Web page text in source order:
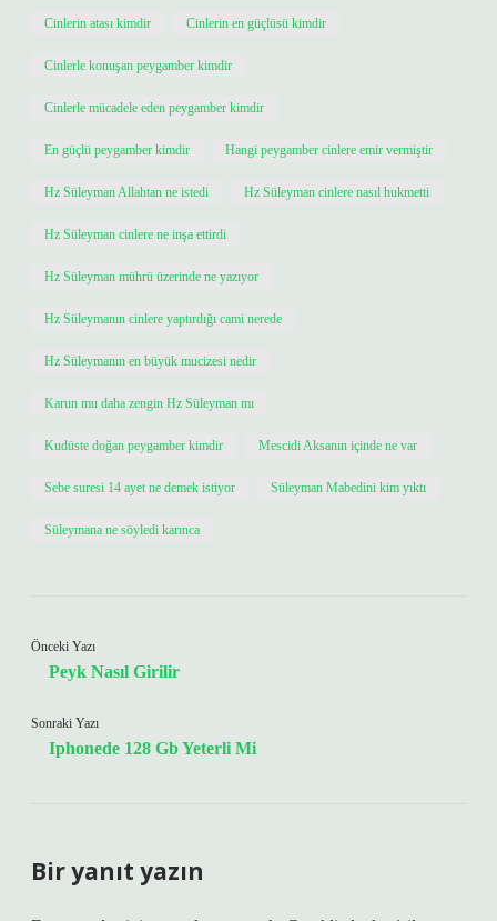
Cinlerin atası kimdir Cinlerin en güçlüsü kimdir
Cinlerle konuşan peygamber kimdir
Cinlerle mücadele eden peygamber kimdir
En güçlü peygamber kimdir Hangi peygamber cinlere emir vermiştir
Hz Süleyman Allahtan ne istedi Hz Süleyman cinlere nasıl hukmetti
Hz Süleyman cinlere ne inşa ettirdi
Hz Süleyman mührü üzerinde ne yazıyor
Hz Süleymanın cinlere yaptırdığı cami nerede
Hz Süleymanın en büyük mucizesi nedir
Karun mu daha zengin Hz Süleyman mı
Kudüste doğan peygamber kimdir Mescidi Aksanın içinde ne var
Sebe suresi 14 ayet ne demek istiyor Süleyman Mabedini kim yıktı
Süleymana ne söyledi karınca
Önceki Yazı
Peyk Nasıl Girilir
Sonraki Yazı
Iphonede 128 Gb Yeterli Mi
Bir yanıt yazın